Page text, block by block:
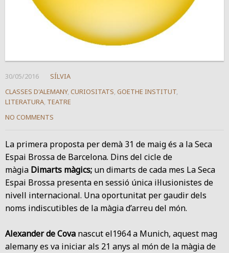
30/05/2016
SÍLVIA
CLASSES D'ALEMANY, CURIOSITATS, GOETHE INSTITUT,
LITERATURA, TEATRE
NO COMMENTS
La primera proposta per demà 31 de maig és a la Seca
Espai Brossa de Barcelona. Dins del cicle de
màgia Dimarts màgics; un dimarts de cada mes La Seca
Espai Brossa presenta en sessió única il·lusionistes de
nivell internacional. Una oportunitat per gaudir dels
noms indiscutibles de la màgia d’arreu del món.
Alexander de Cova nascut el1964 a Munich, aquest mag
alemany es va iniciar als 21 anys al món de la màgia de